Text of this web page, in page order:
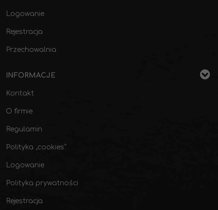
Logowanie
Rejestracja
Przechowalnia
INFORMACJE
Kontakt
O firmie
Regulamin
Polityka „cookies”
Logowanie
Polityka prywatności
Rejestracja